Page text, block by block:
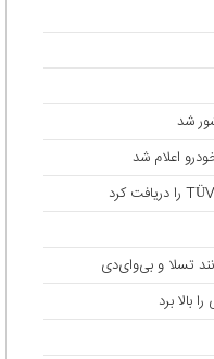
شد
اعلام شد
تسلا و بی‌وای‌دی
بالا برد